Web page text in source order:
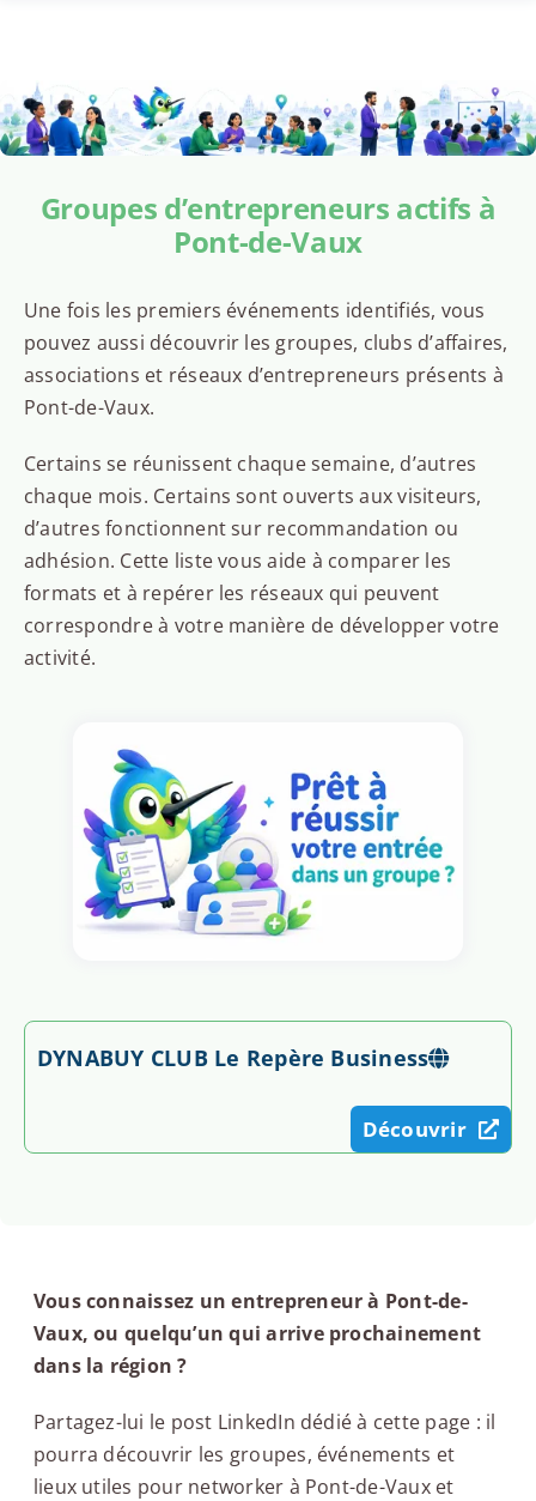
Groupes d’entrepreneurs actifs à
Pont-de-Vaux
Une fois les premiers événements identifiés, vous
pouvez aussi découvrir les groupes, clubs d’affaires,
associations et réseaux d’entrepreneurs présents à
Pont-de-Vaux.
Certains se réunissent chaque semaine, d’autres
chaque mois. Certains sont ouverts aux visiteurs,
d’autres fonctionnent sur recommandation ou
adhésion. Cette liste vous aide à comparer les
formats et à repérer les réseaux qui peuvent
correspondre à votre manière de développer votre
activité.
DYNABUY CLUB Le Repère Business
Découvrir
Vous connaissez un entrepreneur à Pont-de-
Vaux, ou quelqu’un qui arrive prochainement
dans la région ?
Partagez-lui le post LinkedIn dédié à cette page : il
pourra découvrir les groupes, événements et
lieux utiles pour networker à Pont-de-Vaux et